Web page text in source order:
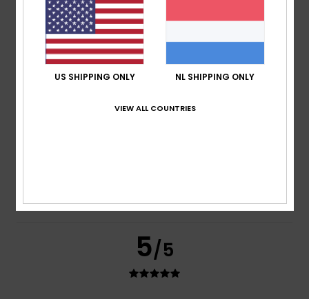
24. maart 2026
Good product
Comfort: 5/5 Prijs-kwaliteitverhouding
Materiaal: 5/5 Kleur: 5
Ik raad dit product aan
5/5
maatMateriaal: 5/5 Kleur: 5/5
5/5
US SHIPPING ONLY NL SHIPPING ONLY
VIEW ALL COUNTRIES